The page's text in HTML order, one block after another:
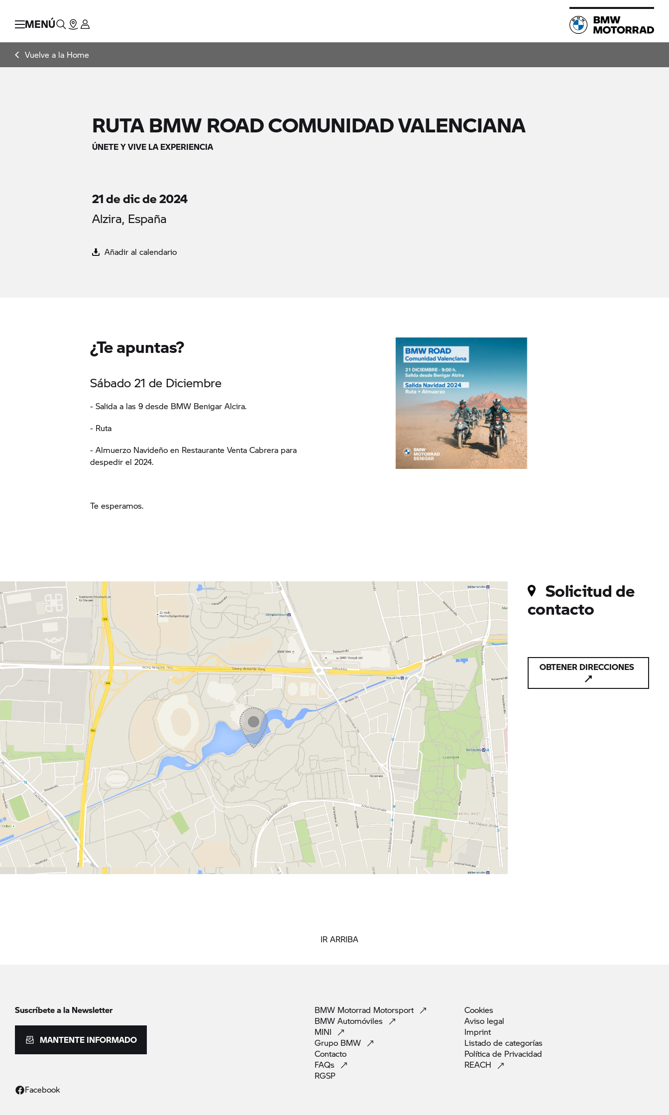
MENÚ
Vuelve a la Home
RUTA BMW ROAD COMUNIDAD VALENCIANA
ÚNETE Y VIVE LA EXPERIENCIA
21 de dic de 2024
Alzira, España
Añadir al calendario
¿Te apuntas?
Sábado 21 de Diciembre
- Salida a las 9 desde BMW Benigar Alcira.
- Ruta
- Almuerzo Navideño en Restaurante Venta Cabrera para
despedir el 2024.
Te esperamos.
Solicitud de
contacto
OBTENER DIRECCIONES
IR ARRIBA
Suscríbete a la Newsletter
MANTENTE INFORMADO
Facebook
BMW Motorrad Motorsport
BMW Automóviles
MINI
Grupo BMW
Contacto
FAQs
RGSP
Cookies
Aviso legal
Imprint
Listado de categorías
Política de Privacidad
REACH